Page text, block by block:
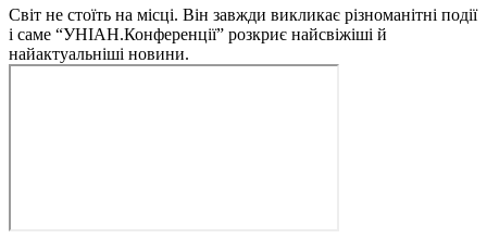
Світ не стоїть на місці. Він завжди викликає різноманітні події
і саме “УНІАН.Конференції” розкриє найсвіжіші й
найактуальніші новини.